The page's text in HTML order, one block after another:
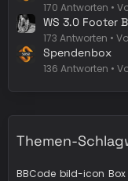
170 Antworten
WS 3.0 Footer
173 Antworten
Spendenbox
136 Antworten
Themen-
BBCode bild-icon Box